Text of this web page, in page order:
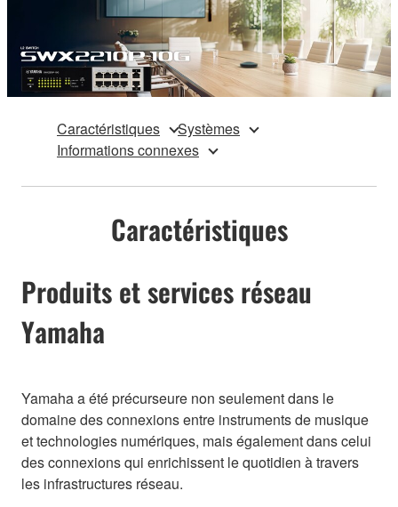
Caractéristiques
Systèmes
Informations connexes
Caractéristiques
Produits et services réseau
Yamaha
Yamaha a été précurseure non seulement dans le
domaine des connexions entre instruments de musique
et technologies numériques, mais également dans celui
des connexions qui enrichissent le quotidien à travers
les infrastructures réseau.